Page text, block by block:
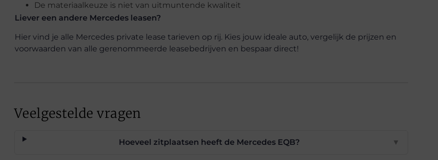
De materiaalkeuze is niet van uitmuntende kwaliteit
Liever een andere Mercedes leasen?
Hier vind je alle Mercedes private lease tarieven op rij. Kies jouw ideale auto, vergelijk de prijzen en
voorwaarden van alle gerenommeerde leasebedrijven en bespaar direct!
Veelgestelde vragen
Hoeveel zitplaatsen heeft de Mercedes EQB? ▼